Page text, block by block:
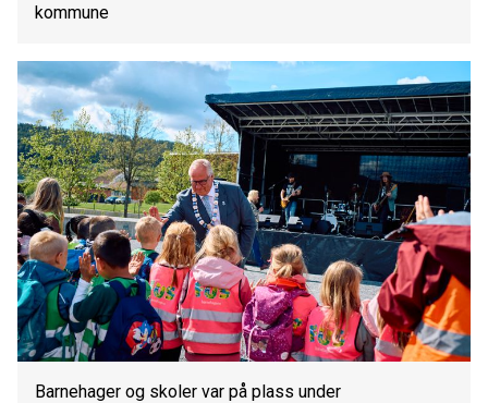
kommune
Barnehager og skoler var på plass under